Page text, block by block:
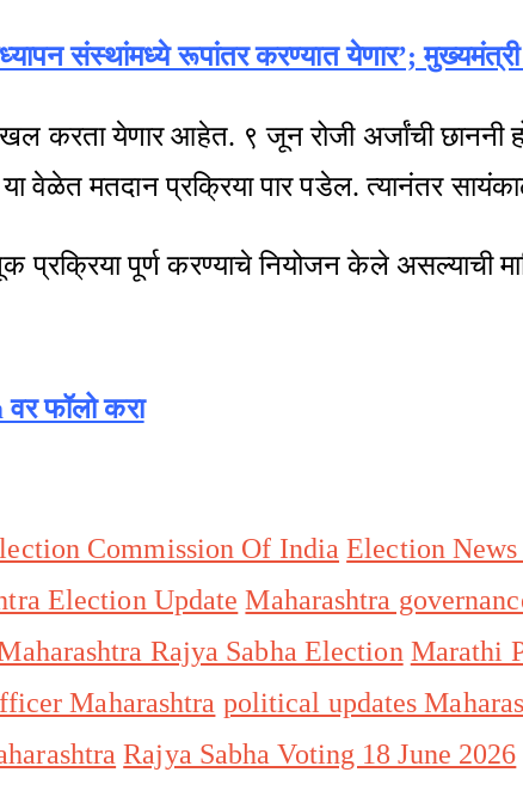
संस्थांमध्ये रूपांतर करण्यात येणार’;
करता येणार आहेत. ९ जून रोजी अर्जांची छाननी
मतदान प्रक्रिया पार पडेल. त्यानंतर
पूर्ण करण्याचे नियोजन केले असल्याची
फॉलो करा
Commission Of India Election
Election Update Maharashtra
Rajya Sabha Election Marathi
Maharashtra political updates
Rajya Sabha Voting 18 June 2026